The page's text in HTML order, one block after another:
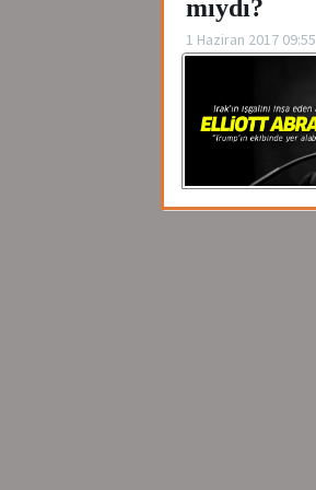
mıydı?
1 Haziran 2017 09:55